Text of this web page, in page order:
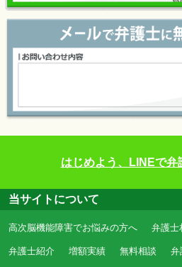
はじめよう、LINEで弁
当サイトについて
高次脳機能障害でお悩みの方へ 弁護士
弁護士紹介 増額実績 無料相談 弁